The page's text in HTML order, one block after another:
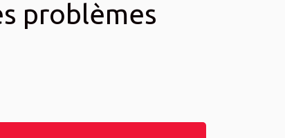
problèmes